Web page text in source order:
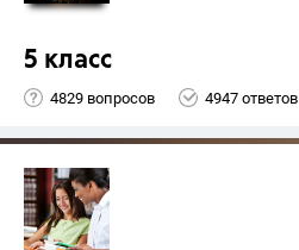
5 класс
4829 вопросов 4947 ответов